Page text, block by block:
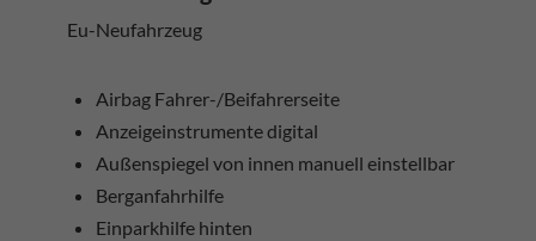
Eu-Neufahrzeug
Airbag Fahrer-/Beifahrerseite
Anzeigeinstrumente digital
Außenspiegel von innen manuell einstellbar
Berganfahrhilfe
Einparkhilfe hinten